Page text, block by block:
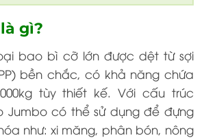
gì?
bao bì cỡ lớn được dệt từ sợi
bền chắc, có khả năng chứa
tùy thiết kế. Với cấu trúc
có thể sử dụng để đựng
như: xi măng, phân bón, nông